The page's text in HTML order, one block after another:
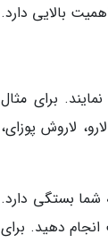
بالایی دارد.
برای مثال
لاروش پوزای،
شما بستگی دارد.
دهید. برای